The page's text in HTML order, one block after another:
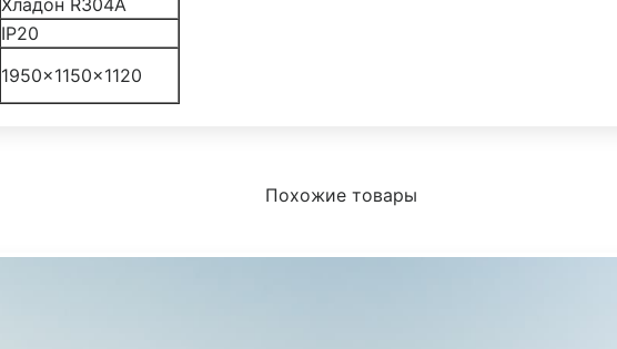
IP20
1950×1150×1120
Похожие товары